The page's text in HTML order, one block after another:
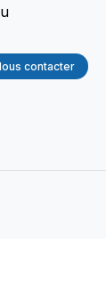
contacter